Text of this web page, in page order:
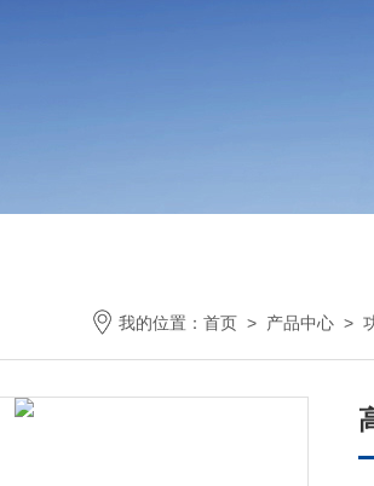
我的位置： 首页 > 产品中心 >